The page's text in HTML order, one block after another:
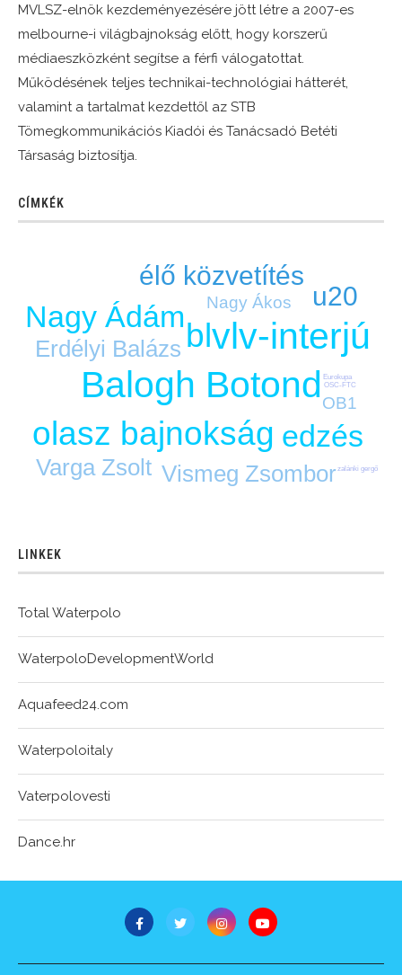
MVLSZ-elnök kezdeményezésére jött létre a 2007-es
melbourne-i világbajnokság előtt, hogy korszerű
médiaeszközként segítse a férfi válogatottat.
Működésének teljes technikai-technológiai hátterét,
valamint a tartalmat kezdettől az STB
Tömegkommunikációs Kiadói és Tanácsadó Betéti
Társaság biztosítja.
CÍMKÉK
Balogh Botond
vlv-interjú
bl
olasz bajnokság edzés
Nagy Ádám
u20
élő közvetítés
Erdélyi Balázs
Varga Zsolt Vismeg Zsombor
Nagy Ákos
OB1
Eurokupa
OSC-FTC
zalánki gergő
LINKEK
Total Waterpolo
WaterpoloDevelopmentWorld
Aquafeed24.com
Waterpoloitaly
Vaterpolovesti
Dance.hr